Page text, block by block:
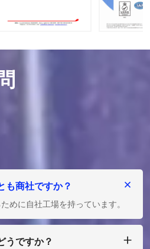
も商社ですか？
めに自社工場を持っています。
うですか？